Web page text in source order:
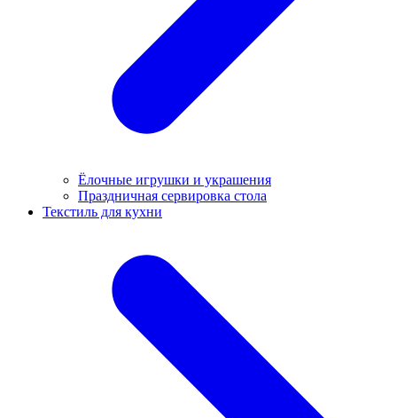
Ёлочные игрушки и украшения
Праздничная сервировка стола
Текстиль для кухни